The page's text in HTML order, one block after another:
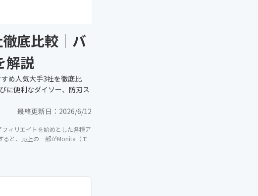
底比較｜バ
解説
め人気大手3社を徹底比
に便利なダイソー、防刃ス
最終更新日： 2026/6/12
ィリエイトを始めとした各種ア
ると、売上の一部がMonita（モ